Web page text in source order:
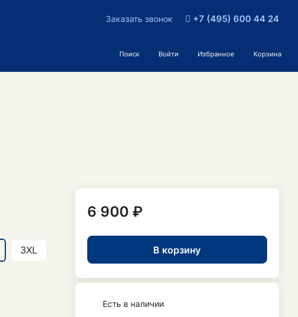
Заказать звонок +7 (495) 600 44 24
Поиск Войти Избранное Корзина
3XL
6 900 ₽
В корзину
Есть в наличии